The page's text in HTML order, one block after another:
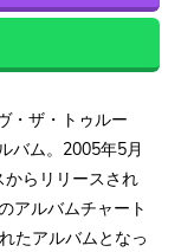
・ザ・トゥルー
バム。2005年5月
らリリースされ
アルバムチャート
たアルバムとなっ